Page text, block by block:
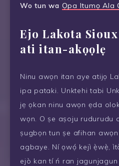
Wo tun wa Ọpa Itumọ Ala
Ejo Lakota
ati itan-akọọlẹ
Ninu awọn itan aye atijọ
ipa pataki. Unktehi tabi
jẹ ọkan ninu awọn ẹda
wọn. O ṣe aṣoju rudurudu
ṣugbọn tun ṣe afihan
agbaye. Ní ọwọ́ kejì ẹ̀wẹ̀,
ejò kan tí ń ran